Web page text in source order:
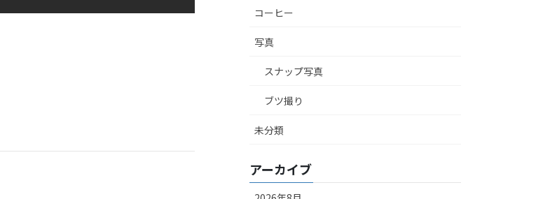
コーヒー
写真
スナップ写真
ブツ撮り
未分類
アーカイブ